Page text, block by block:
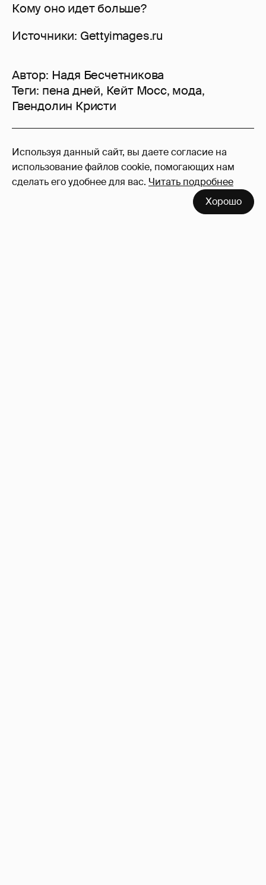
Используя данный сайт, вы даете согласие на
использование файлов cookie, помогающих нам
сделать его удобнее для вас. Читать подробнее
Хорошо
Кому оно идет больше?
Источники: Gettyimages.ru
Автор: Надя Бесчетникова
Теги: пена дней, Кейт Мосс, мода,
Гвендолин Кристи
8
Войдите в аккаунт, чтобы читать и
оставлять комментарии